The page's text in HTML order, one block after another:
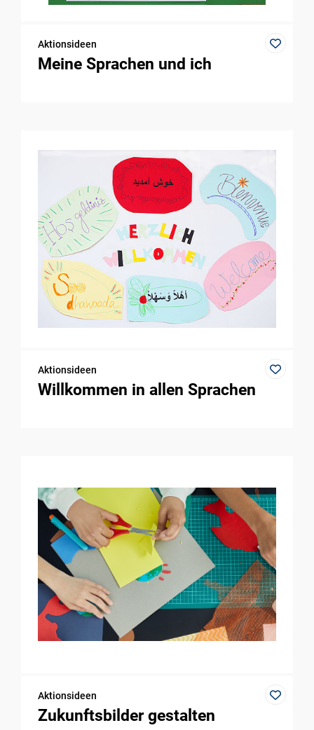
Aktionsideen
Meine Sprachen und ich
Aktionsideen
Willkommen in allen Sprachen
Aktionsideen
Zukunftsbilder gestalten